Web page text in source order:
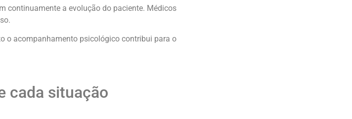
continuamente a evolução do paciente. Médicos
o acompanhamento psicológico contribui para o
cada situação